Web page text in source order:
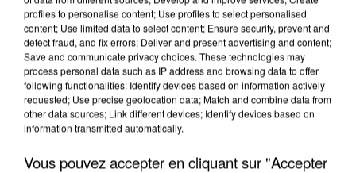
profiles to personalise content; Use profiles to select personalised
content; Use limited data to select content; Ensure security, prevent and
detect fraud, and fix errors; Deliver and present advertising and content;
Save and communicate privacy choices. These technologies may
process personal data such as IP address and browsing data to offer
following functionalities: Identify devices based on information actively
requested; Use precise geolocation data; Match and combine data from
other data sources; Link different devices; Identify devices based on
information transmitted automatically.
Vous pouvez accepter en cliquant sur "Accepter